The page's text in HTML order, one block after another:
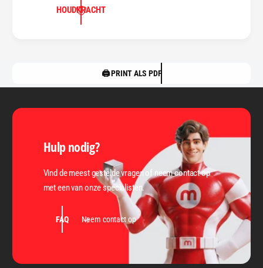
HOUDKRACHT
🖨️ PRINT ALS PDF
Hulp nodig?
Vind de meest gestelde vragen of neem contact op
met een van onze specialisten.
FAQ Neem contact op